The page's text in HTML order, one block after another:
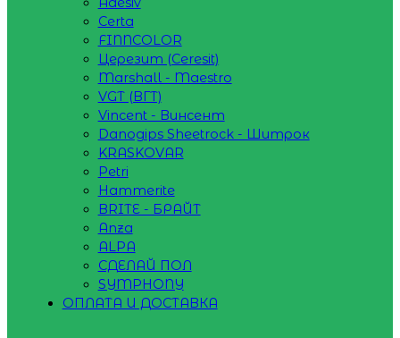
Certa
FINNCOLOR
Церезит (Ceresit)
Marshall - Maestro
VGT (ВГТ)
Vincent - Винсент
Danogips Sheetrock - Шитрок
KRASKOVAR
Petri
Hammerite
BRITE - БРАЙТ
Anza
ALPA
СДЕЛАЙ ПОЛ
SYMPHONY
ОПЛАТА И ДОСТАВКА